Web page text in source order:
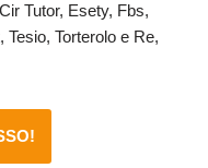
Tutor, Esety, Fbs,
Torterolo e Re,